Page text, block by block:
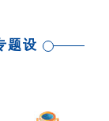
题设